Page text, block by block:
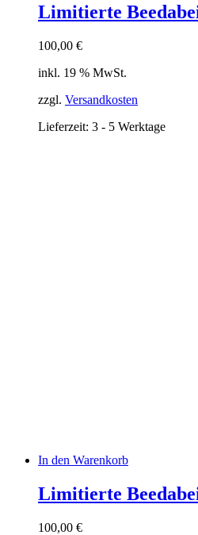
Limitierte
100,00 €
inkl. 19 % MwSt.
zzgl. Versandkosten
Lieferzeit: 3 - 5 Werktage
In den Warenkorb
Limitierte
100,00 €